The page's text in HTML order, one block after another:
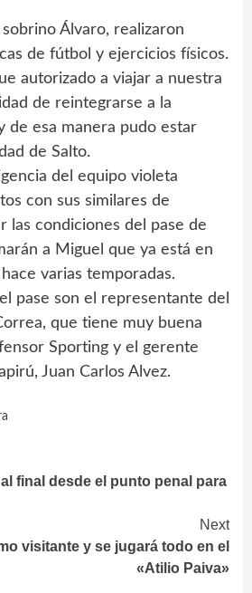
Álvaro, realizaron
de fútbol y ejercicios físicos.
autorizado a viajar a nuestra
de reintegrarse a la
de esa manera pudo estar
de Salto.
del equipo violeta
con sus similares de
las condiciones del pase de
a Miguel que ya está en
varias temporadas.
pase son el representante del
que tiene muy buena
Sporting y el gerente
Juan Carlos Alvez.
final desde el punto penal para
Next
visitante y se jugará todo en el
«Atilio Paiva»